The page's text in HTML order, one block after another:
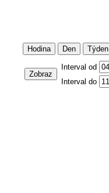
Hodina Den Týden
Zobraz
Interval od
Interval do